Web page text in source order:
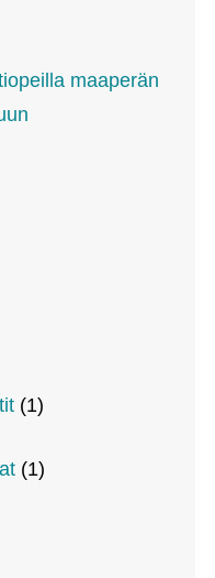
maaperän
(1)
(1)